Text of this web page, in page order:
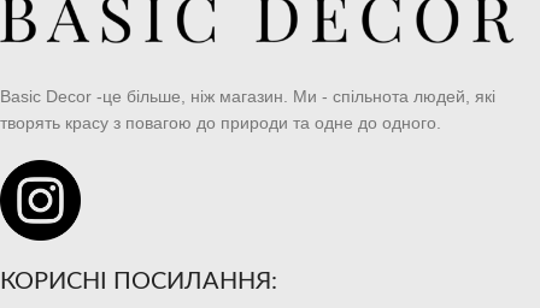
Basic Decor -це більше, ніж магазин. Ми - спільнота людей, які
творять красу з повагою до природи та одне до одного.
КОРИСНІ ПОСИЛАННЯ: